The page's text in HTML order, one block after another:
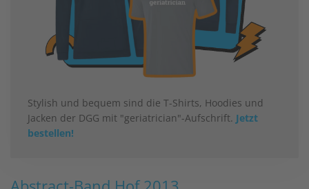
Stylish und bequem sind die T-Shirts, Hoodies und
Jacken der DGG mit "geriatrician"-Aufschrift. Jetzt
bestellen!